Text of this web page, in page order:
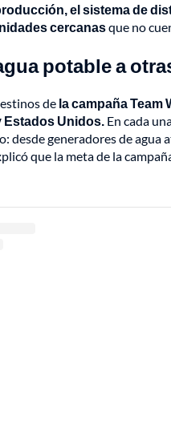
el sistema de
cercanasque no
potable a
de la campaña Team
Estados Unidos. En cada
desde generadores de
que la meta de la